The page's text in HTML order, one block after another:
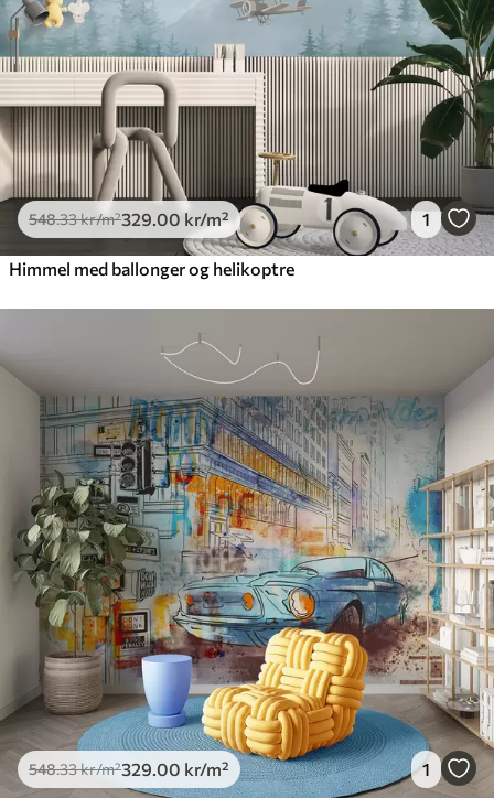
548.33kr/m²329.00 kr/m² 1
Himmel med ballonger og helikoptre
548.33kr/m²329.00 kr/m² 1